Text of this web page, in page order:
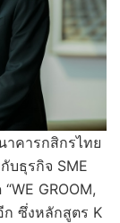
คารกสิกรไทย
บธุรกิจ SME
GROOM,
ก ซึ่งหลักสูตร K